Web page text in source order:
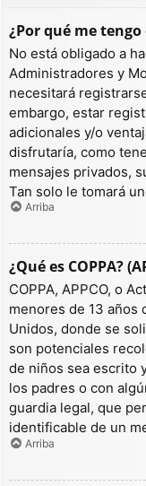
¿Por qué me
No está obligado a
Administradores y
necesitará
embargo, estar
adicionales y/o
disfrutaría, como
mensajes privados,
Tan solo le tomará
Arriba
¿Qué es COPPA?
COPPA, APPCO, o
menores de 13 años
Unidos, donde se
son potenciales
de niños sea escrito
los padres o con
guardia legal, que
identificable de un
Arriba